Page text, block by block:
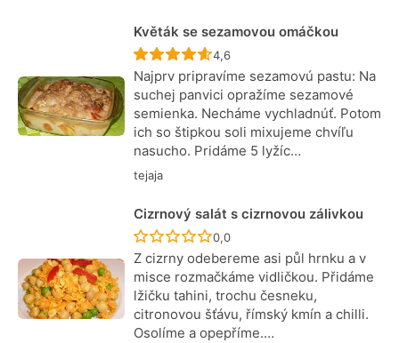
Květák se sezamovou omáčkou
Recept ještě nebyl hodnocen
4,6
Najprv pripravíme sezamovú pastu: Na
suchej panvici opražíme sezamové
semienka. Necháme vychladnúť. Potom
ich so štipkou soli mixujeme chvíľu
nasucho. Pridáme 5 lyžíc…
tejaja
Cizrnový salát s cizrnovou zálivkou
Recept ještě nebyl hodnocen
0,0
Z cizrny odebereme asi půl hrnku a v
misce rozmačkáme vidličkou. Přidáme
lžičku tahini, trochu česneku,
citronovou šťávu, římský kmín a chilli.
Osolíme a opepříme.…